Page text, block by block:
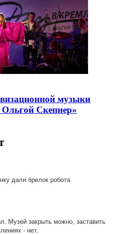
музыки
Скепнер»
дали брелок робота
Музей закрыть можно, заставить
- нет.